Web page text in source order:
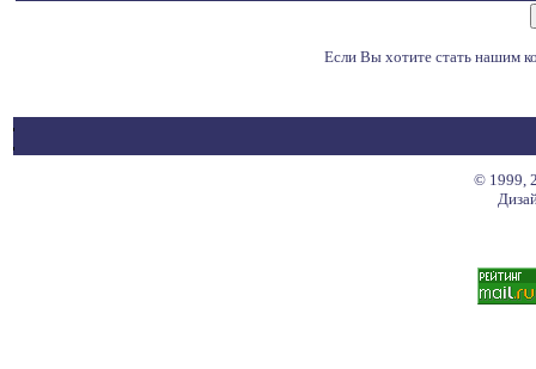
Если Вы хотите стать нашим
© 1999,